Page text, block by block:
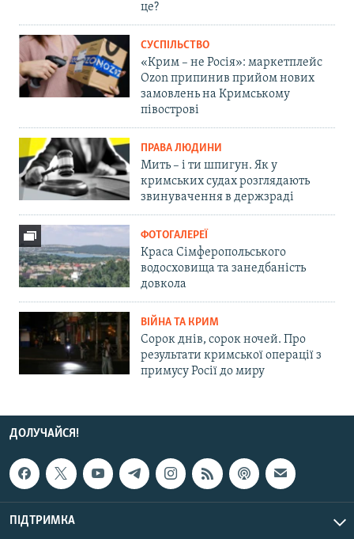
це?
СУСПІЛЬСТВО
«Крим – не Росія»: маркетплейс
Ozon припинив прийом нових
замовлень на Кримському
півострові
ПРАВА ЛЮДИНИ
Мить – і ти шпигун. Як у
кримських судах розглядають
звинувачення в держзраді
ФОТОГАЛЕРЕЇ
Краса Сімферопольського
водосховища та занедбаність
довкола
ВІЙНА ТА КРИМ
Сорок днів, сорок ночей. Про
результати кримської операції з
примусу Росії до миру
ДОЛУЧАЙСЯ!
ПІДТРИМКА